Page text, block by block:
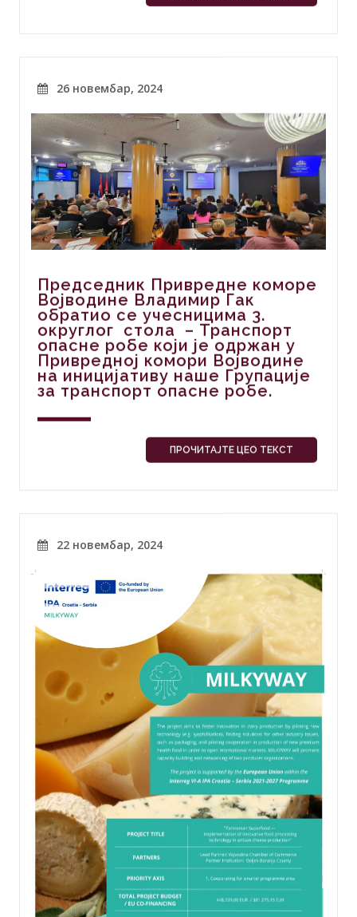
26 новембар, 2024
Председник Привредне коморе
Војводине Владимир Гак
обратио се учесницима 3.
округлог стола – Транспорт
опасне робе који је одржан у
Привредној комори Војводине
на иницијативу наше Групације
за транспорт опасне робе.
ПРОЧИТАЈТЕ ЦЕО ТЕКСТ
22 новембар, 2024